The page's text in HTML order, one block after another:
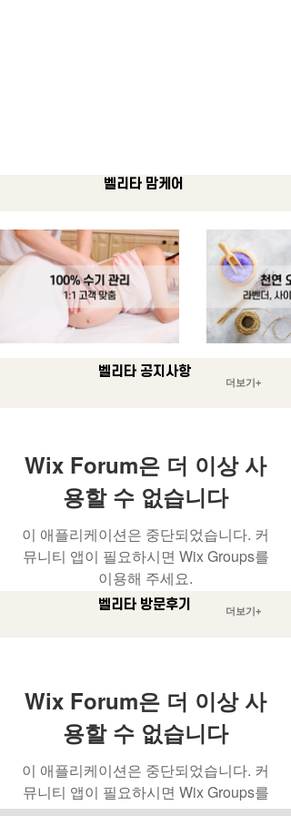
벨리타 맘케어
​더보기+
벨리타 공지사항
Wix Forum은 더 이상 사
용할 수 없습니다
이 애플리케이션은 중단되었습니다. 커
뮤니티 앱이 필요하시면 Wix Groups를
이용해 주세요.
벨리타 방문후기 ​더보기+
Wix Forum은 더 이상 사
용할 수 없습니다
이 애플리케이션은 중단되었습니다. 커
뮤니티 앱이 필요하시면 Wix Groups를